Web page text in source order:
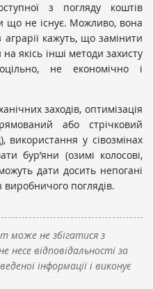
з погляду коштів
що не існує. Можливо, вона
аграрії кажуть, що замінити
якісь інші методи захисту
не економічно і
заходів, оптимізація
або стрічковий
використання у сівозмінах
бур’яни (озимі колосові,
дати досить непогані
виробничого поглядів.
може не збігатися з
несе відповідальності за
інформації і виконує